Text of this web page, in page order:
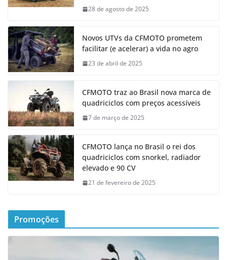
28 de agosto de 2025
Novos UTVs da CFMOTO prometem
facilitar (e acelerar) a vida no agro
23 de abril de 2025
CFMOTO traz ao Brasil nova marca de
quadriciclos com preços acessíveis
7 de março de 2025
CFMOTO lança no Brasil o rei dos
quadriciclos com snorkel, radiador
elevado e 90 CV
21 de fevereiro de 2025
Promoções